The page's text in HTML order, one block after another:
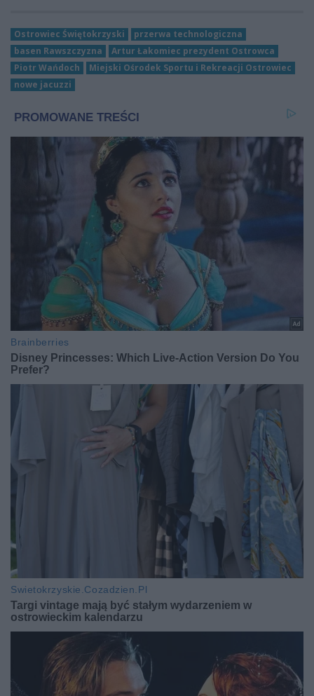
Ostrowiec Świętokrzyski
przerwa technologiczna
basen Rawszczyzna
Artur Łakomiec prezydent Ostrowca
Piotr Wańdoch
Miejski Ośrodek Sportu i Rekreacji Ostrowiec
nowe jacuzzi